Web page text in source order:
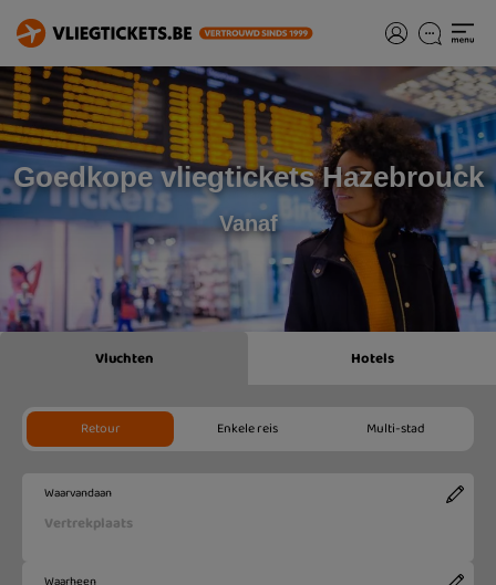
Goedkope vliegtickets Hazebrouck
Vanaf